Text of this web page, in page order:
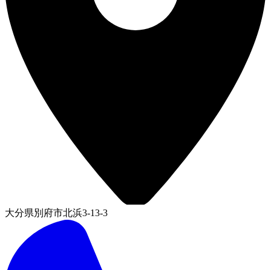
大分県別府市北浜3-13-3